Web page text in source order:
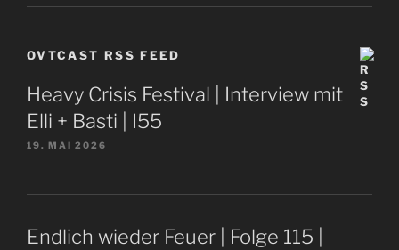
OVTCAST RSS FEED
Heavy Crisis Festival | Interview mit
Elli + Basti | I55
19. MAI 2026
Endlich wieder Feuer | Folge 115 |